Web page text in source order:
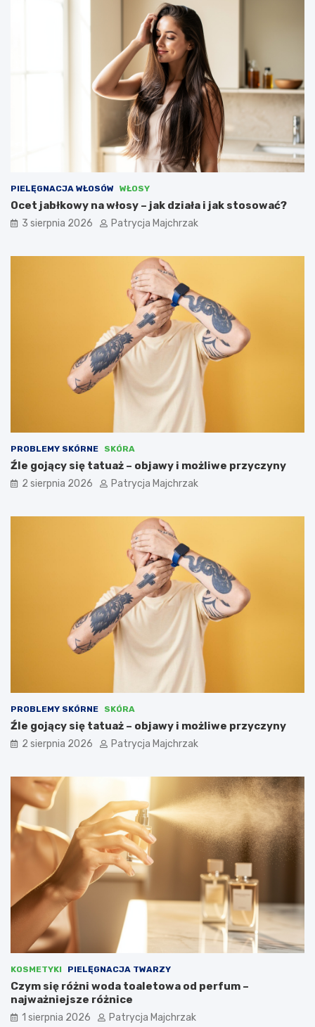
PIELĘGNACJA WŁOSÓW WŁOSY
Ocet jabłkowy na włosy – jak działa i jak stosować?
3 sierpnia 2026 Patrycja Majchrzak
PROBLEMY SKÓRNE SKÓRA
Źle gojący się tatuaż – objawy i możliwe przyczyny
2 sierpnia 2026 Patrycja Majchrzak
PROBLEMY SKÓRNE SKÓRA
Źle gojący się tatuaż – objawy i możliwe przyczyny
2 sierpnia 2026 Patrycja Majchrzak
KOSMETYKI PIELĘGNACJA TWARZY
Czym się różni woda toaletowa od perfum –
najważniejsze różnice
1 sierpnia 2026 Patrycja Majchrzak